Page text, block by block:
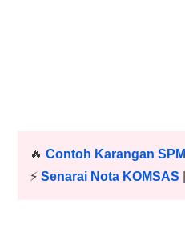
🔥 Contoh Karangan SPM
⚡️ Senarai Nota KOMSAS